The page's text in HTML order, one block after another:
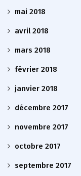
mai 2018
avril 2018
mars 2018
février 2018
janvier 2018
décembre 2017
novembre 2017
octobre 2017
septembre 2017